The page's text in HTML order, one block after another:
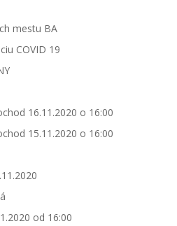
mestu BA
COVID 19
16.11.2020 o 16:00
15.11.2020 o 16:00
od 16:00